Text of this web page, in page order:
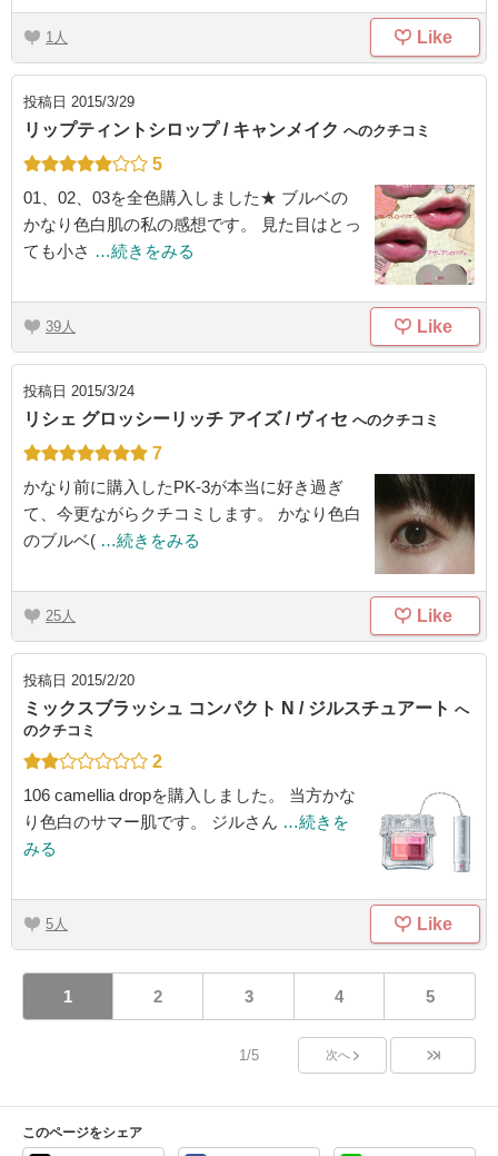
1 Like
投稿日 2015/3/29
リップティントシロップ / キャンメイク へのクチコミ
5
01、02、03を全色購入しました★ ブルベの
かなり色白肌の私の感想です。 見た目はとっ
ても小さ …続きをみる
39 Like
投稿日 2015/3/24
リシェ グロッシーリッチ アイズ / ヴィセ へのクチコミ
7
かなり前に購入したPK-3が本当に好き過ぎ
て、今更ながらクチコミします。 かなり色白
のブルベ( …続きをみる
25 Like
投稿日 2015/2/20
ミックスブラッシュ コンパクト N / ジルスチュアート へ
のクチコミ
2
106 camellia dropを購入しました。 当方かな
り色白のサマー肌です。 ジルさん …続きを
みる
5 Like
1 2 3 4 5
1/5 次へ
このページをシェア